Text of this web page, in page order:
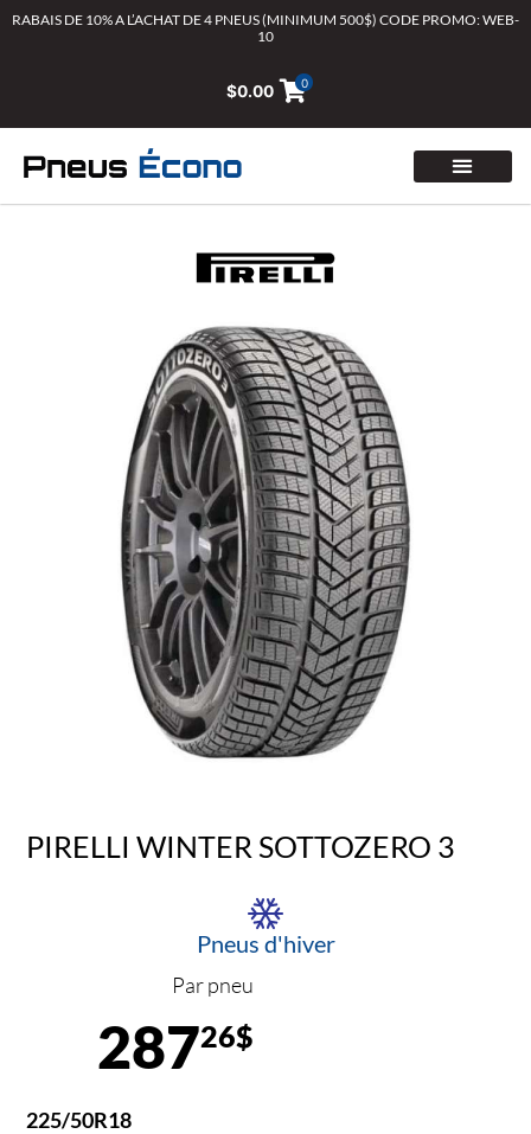
AllerRABAIS DE 10% A L’ACHAT DE 4 PNEUS (MINIMUM 500$) CODE PROMO: WEB-
10
$0.00 0
PIRELLI WINTER SOTTOZERO 3
Pneus d'hiver
Par pneu
28726$
225/50R18